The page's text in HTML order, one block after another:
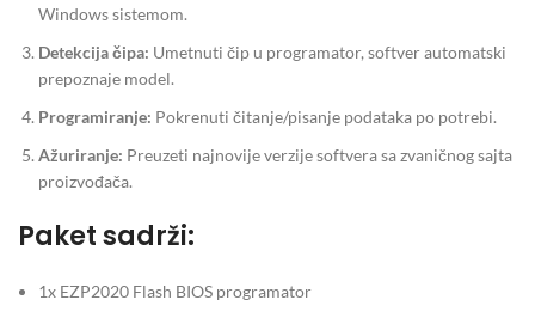
Windows sistemom.
Detekcija čipa: Umetnuti čip u programator, softver automatski
prepoznaje model.
Programiranje: Pokrenuti čitanje/pisanje podataka po potrebi.
Ažuriranje: Preuzeti najnovije verzije softvera sa zvaničnog sajta
proizvođača.
Paket sadrži:
1x EZP2020 Flash BIOS programator